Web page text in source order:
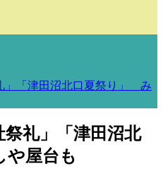
」「津田沼北口夏祭り」 み
礼」「津田沼北
屋台も